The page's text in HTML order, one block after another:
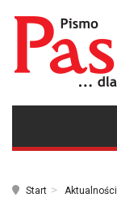
Start Aktualności